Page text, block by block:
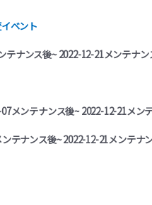
ベント
テナンス後~ 2022-12-21メンテナン
メンテナンス後~ 2022-12-21メン
テナンス後~ 2022-12-21メンテナ